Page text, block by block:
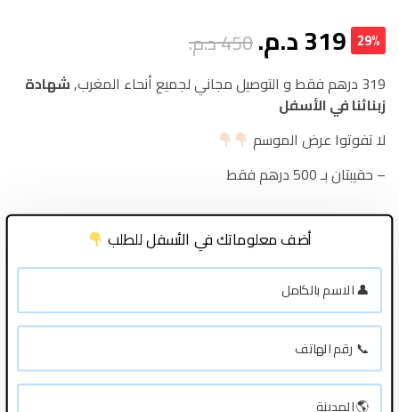
319د.م.450د.م. 29%
319 درهم فقط و التوصيل مجاني لجميع أنحاء المغرب,
شهادة
زبنائنا في الأسفل
لا تفوتوا عرض الموسم
– حقيبتان بـ 500 درهم فقط
أضف معلوماتك في الأسفل للطلب